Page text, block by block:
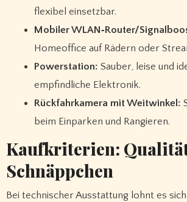
flexibel einsetzbar.
Mobiler WLAN‑Router/
Homeoffice auf Rädern oder
Powerstation: Sauber, leise und
empfindliche Elektronik.
Rückfahrkamera mit Weitwinkel:
beim Einparken und Rangieren.
Kaufkriterien:
Schnäppchen
Bei technischer Ausstattung lohnt es